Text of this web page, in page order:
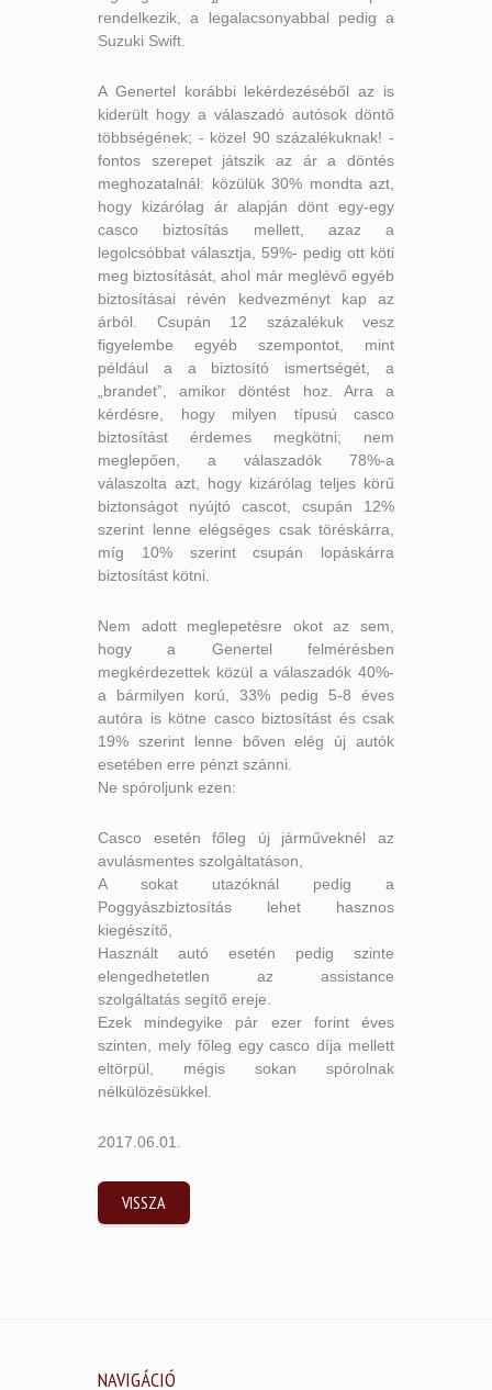
rendelkezik, a legalacsonyabbal pedig a
Suzuki Swift.
A Genertel korábbi lekérdezéséből az is
kiderült hogy a válaszadó autósok döntő
többségének; - közel 90 százalékuknak! -
fontos szerepet játszik az ár a döntés
meghozatalnál: közülük 30% mondta azt,
hogy kizárólag ár alapján dönt egy-egy
casco biztosítás mellett, azaz a
legolcsóbbat választja, 59%- pedig ott köti
meg biztosítását, ahol már meglévő egyéb
biztosításai révén kedvezményt kap az
árból. Csupán 12 százalékuk vesz
figyelembe egyéb szempontot, mint
például a a biztosító ismertségét, a
„brandet”, amikor döntést hoz. Arra a
kérdésre, hogy milyen típusú casco
biztosítást érdemes megkötni; nem
meglepően, a válaszadók 78%-a
válaszolta azt, hogy kizárólag teljes körű
biztonságot nyújtó cascot, csupán 12%
szerint lenne elégséges csak töréskárra,
míg 10% szerint csupán lopáskárra
biztosítást kötni.
Nem adott meglepetésre okot az sem,
hogy a Genertel felmérésben
megkérdezettek közül a válaszadók 40%-
a bármilyen korú, 33% pedig 5-8 éves
autóra is kötne casco biztosítást és csak
19% szerint lenne bőven elég új autók
esetében erre pénzt szánni.
Ne spóroljunk ezen:
Casco esetén főleg új járműveknél az
avulásmentes szolgáltatáson,
A sokat utazóknál pedig a
Poggyászbiztosítás lehet hasznos
kiegészítő,
Használt autó esetén pedig szinte
elengedhetetlen az assistance
szolgáltatás segítő ereje.
Ezek mindegyike pár ezer forint éves
szinten, mely főleg egy casco díja mellett
eltörpül, mégis sokan spórolnak
nélkülözésükkel.
2017.06.01.
VISSZA
NAVIGÁCIÓ